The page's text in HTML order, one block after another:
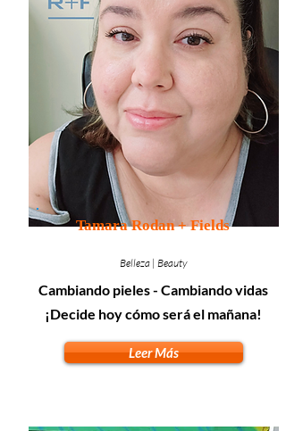
Tamara Rodan + Fields
Belleza | Beauty
Cambiando pieles - Cambiando vidas
¡Decide hoy cómo será el mañana!
Leer Más